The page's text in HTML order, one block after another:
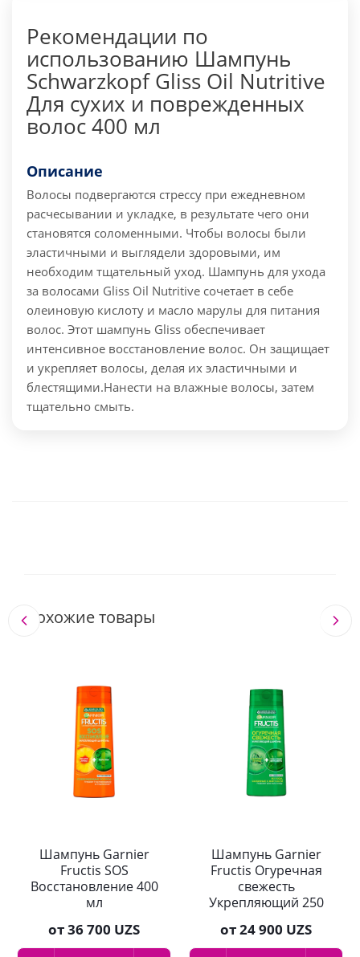
Рекомендации по
использованию Шампунь
Schwarzkopf Gliss Oil Nutritive
Для сухих и поврежденных
волос 400 мл
Описание
Волосы подвергаются стрессу при ежедневном
расчесывании и укладке, в результате чего они
становятся соломенными. Чтобы волосы были
эластичными и выглядели здоровыми, им
необходим тщательный уход. Шампунь для ухода
за волосами Gliss Oil Nutritive сочетает в себе
олеиновую кислоту и масло марулы для питания
волос. Этот шампунь Gliss обеспечивает
интенсивное восстановление волос. Он защищает
и укрепляет волосы, делая их эластичными и
блестящими.Нанести на влажные волосы, затем
тщательно смыть.
Похожие товары
Шампунь Garnier
Fructis SOS
Восстановление 400
мл
от36 700 UZS
Шампунь Garnier
Fructis Огуречная
свежесть
Укрепляющий 250
от24 900 UZS